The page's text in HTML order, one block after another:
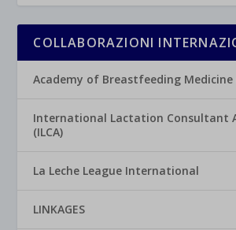
COLLABORAZIONI
Academy of Breastfeeding Medicine
International Lactation Consultant
(ILCA)
La Leche League International
LINKAGES